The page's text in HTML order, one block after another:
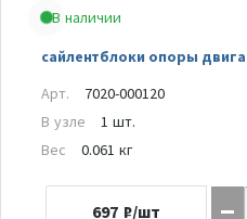
В наличии
сайлентблоки опоры
Арт.
7020-000120
В узле
1 шт.
Вес
0.061 кг
697 ₽/шт